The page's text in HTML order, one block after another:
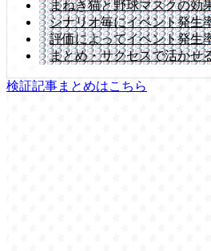
まねき猫と野球マスクの効
シナリオ毎にイベント発生
評価によってイベント発生
まとめ・サクセスで活かせ
検証記事まとめはこちら